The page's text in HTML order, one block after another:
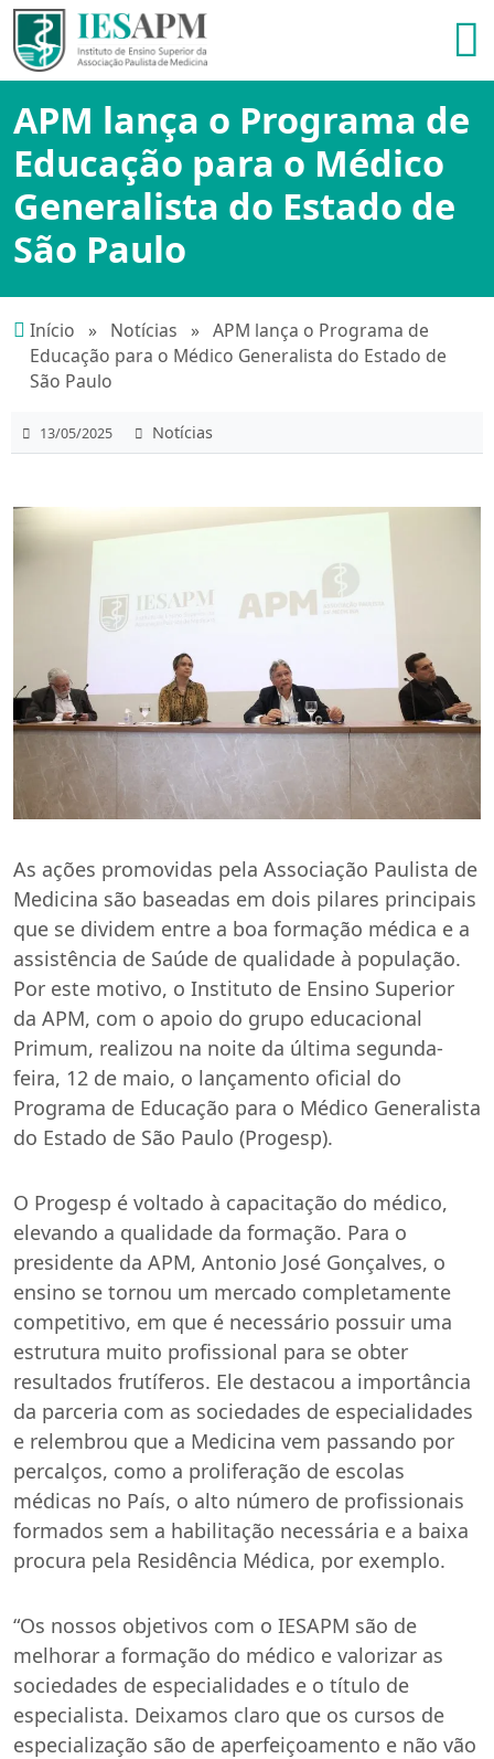
APM lança o Programa de
Educação para o Médico
Generalista do Estado de
São Paulo
Início » Notícias » APM lança o Programa de
Educação para o Médico Generalista do Estado de
São Paulo
13/05/2025 Notícias
As ações promovidas pela Associação Paulista de
Medicina são baseadas em dois pilares principais
que se dividem entre a boa formação médica e a
assistência de Saúde de qualidade à população.
Por este motivo, o Instituto de Ensino Superior
da APM, com o apoio do grupo educacional
Primum, realizou na noite da última segunda-
feira, 12 de maio, o lançamento oficial do
Programa de Educação para o Médico Generalista
do Estado de São Paulo (Progesp).
O Progesp é voltado à capacitação do médico,
elevando a qualidade da formação. Para o
presidente da APM, Antonio José Gonçalves, o
ensino se tornou um mercado completamente
competitivo, em que é necessário possuir uma
estrutura muito profissional para se obter
resultados frutíferos. Ele destacou a importância
da parceria com as sociedades de especialidades
e relembrou que a Medicina vem passando por
percalços, como a proliferação de escolas
médicas no País, o alto número de profissionais
formados sem a habilitação necessária e a baixa
procura pela Residência Médica, por exemplo.
“Os nossos objetivos com o IESAPM são de
melhorar a formação do médico e valorizar as
sociedades de especialidades e o título de
especialista. Deixamos claro que os cursos de
especialização são de aperfeiçoamento e não vão